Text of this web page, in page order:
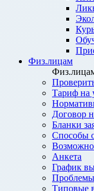
Физ.лицам
Тариф на
Договор
Бланки
Способы
Анкета
График
Типовые